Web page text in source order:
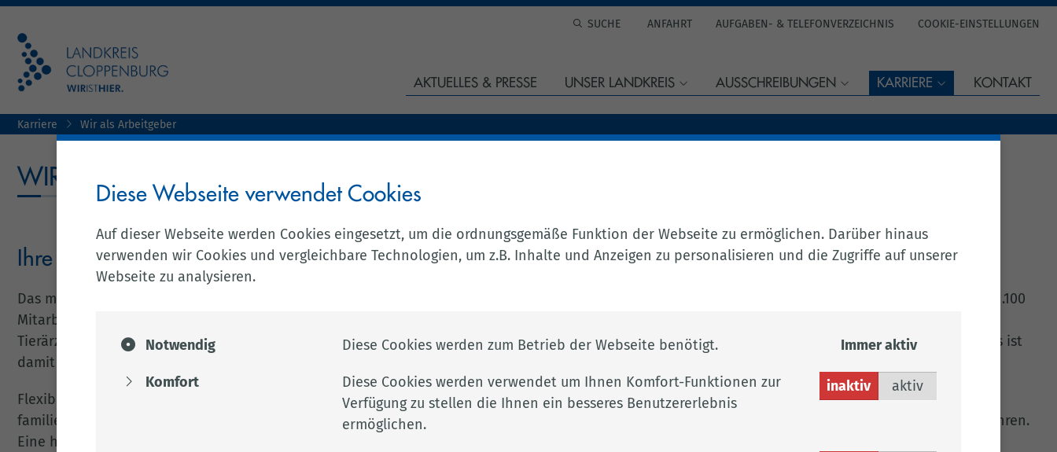
ANFAHRT AUFGABEN- & TELEFONVERZEICHNIS COOKIE-EINSTELLUNGEN
AKTUELLES & PRESSE UNSER LANDKREIS AUSSCHREIBUNGEN KARRIERE KONTAKT
Karriere Wir als Arbeitgeber
WIR ALS ARBEITGEBER
Ihre Karriere beim Landkreis Cloppenburg
Das modern ausgestattete Kreishaus befindet sich in der Kreisstadt Cloppenburg mit ca. 35.000 Einwohnern. Beim Landkreis Cloppenburg arbeiten ca. 1.100
Mitarbeiterinnen und Mitarbeiter, davon ca. die Hälfte im Kreishaus. Darunter finden Sie nicht nur Verwaltungskräfte, sondern auch Tierärztinnen und
Tierärzte, Bauingenieurinnen und Bauingenieure, Sozialarbeiterinnen und Sozialarbeiter, Technikerinnen und Techniker sowie viele mehr. Das Kreishaus ist
damit nicht nur Arbeitsplatz für Verwaltungsfachkräfte, sondern Treffpunkt vieler verschiedener Berufsgruppen.
Flexible Arbeitszeiten, zahlreiche Arbeitszeitmodelle und die Möglichkeit der Telearbeit bieten unseren Mitarbeiterinnen und Mitarbeitern
familienfreundliche Arbeitsbedingungen. Eine Betriebskindertagesstätte bringt komfortable Betreuungsmöglichkeiten für den Nachwuchs bis zu drei Jahren.
Eine hauseigene Kantine sorgt für das leibliche Wohl der Mitarbeiterinnen und Mitarbeiter. Zudem ist der Landkreis Cloppenburg Mitglied des
Diese Webseite verwendet Cookies
Auf dieser Webseite werden Cookies eingesetzt, um die ordnungsgemäße Funktion der Webseite zu ermöglichen. Darüber hinaus
verwenden wir Cookies und vergleichbare Technologien, um z.B. Inhalte und Anzeigen zu personalisieren und die Zugriffe auf unserer
Webseite zu analysieren.
Notwendig Diese Cookies werden zum Betrieb der Webseite benötigt. Immer aktiv
Komfort
Diese Cookies werden verwendet um Ihnen Komfort-Funktionen zur
Verfügung zu stellen die Ihnen ein besseres Benutzererlebnis
ermöglichen.
inaktiv aktiv